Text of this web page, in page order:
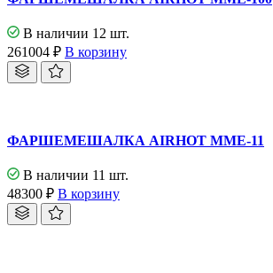
В наличии 12 шт.
261004 ₽ В корзину
ФАРШЕМЕШАЛКА AIRHOT MME-11
В наличии 11 шт.
48300 ₽ В корзину